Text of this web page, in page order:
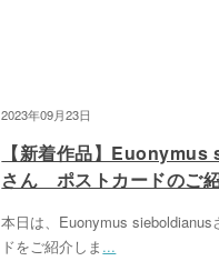
2023年09月23日
【新着作品】
さん ポストカードのご
本日は、Euonymus sieboldianus
ドをご紹介しま ...